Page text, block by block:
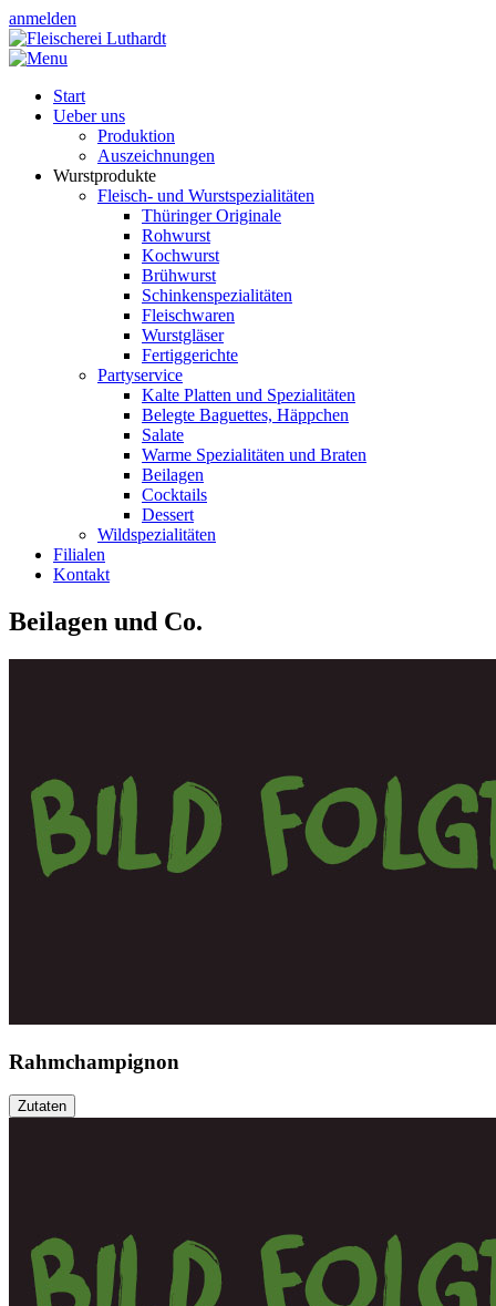
anmelden
Start
Ueber uns
Produktion
Auszeichnungen
Wurstprodukte
Fleisch- und Wurstspezialitäten
Thüringer Originale
Rohwurst
Kochwurst
Brühwurst
Schinkenspezialitäten
Fleischwaren
Wurstgläser
Fertiggerichte
Partyservice
Kalte Platten und Spezialitäten
Belegte Baguettes, Häppchen
Salate
Warme Spezialitäten und Braten
Beilagen
Cocktails
Dessert
Wildspezialitäten
Filialen
Kontakt
Beilagen und Co.
Rahmchampignon
Zutaten